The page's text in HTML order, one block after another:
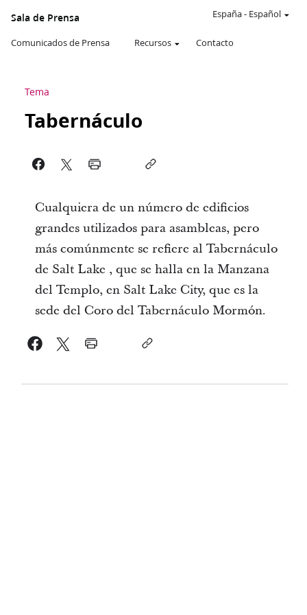
Sala de Prensa
Comunicados de Prensa Recursos Contacto
España- Español
Tema
Tabernáculo
Cualquiera de un número de edificios
grandes utilizados para asambleas, pero
más comúnmente se refiere al Tabernáculo
de Salt Lake , que se halla en la Manzana
del Templo, en Salt Lake City, que es la
sede del Coro del Tabernáculo Mormón.